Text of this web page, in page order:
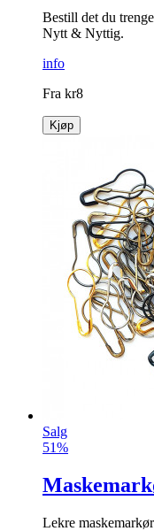
Bestill det du
Nytt & Nyttig.
info
Fra kr8
Kjøp
Salg
51%
Lekre